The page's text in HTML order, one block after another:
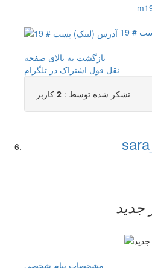
# 19
بازگشت به بالای صفحه
نقل قول اشتراک در تلگرام
تشکر شده توسط : 2 کاربر
جدید
مشخصات پیام شخصی